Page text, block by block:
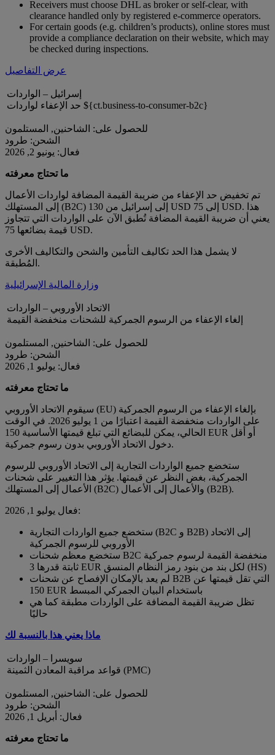
Receivers must choose DHL as broker or self-clear, with
clearance handled only by registered e-commerce operators.
For certain goods (e.g. children’s products), online stores must
provide a compliance declaration on their website, which may
be checked during inspections.
عرض التفاصيل
إسرائيل – الواردات
حد الإعفاء لواردات ${ct.business-to-consumer-b2c}
للحصول على: الشاحنين, المستلمون
الشحن: طرود
فعال: يونيو 2, 2026
ما تحتاج معرفته
تم تخفيض حد الإعفاء من ضريبة القيمة المضافة لواردات الأعمال
إلى المستهلك (B2C) إلى إسرائيل من 130 USD إلى 75 USD. هذا
يعني أن ضريبة القيمة المضافة تُطبق الآن على الواردات التي تتجاوز
قيمة بضائعها 75 USD.
لا يشمل هذا الحد تكاليف التأمين والشحن والتكاليف الأخرى
المُطبقة.
وزارة المالية الإسرائيلية
الاتحاد الأوروبي – الواردات
إلغاء الإعفاء من الرسوم الجمركية للشحنات منخفضة القيمة
للحصول على: الشاحنين, المستلمون
الشحن: طرود
فعال: يوليو 1, 2026
ما تحتاج معرفته
سيقوم الاتحاد الأوروبي (EU) بإلغاء الإعفاء من الرسوم الجمركية
على الواردات منخفضة القيمة اعتبارًا من 1 يوليو 2026. في الوقت
الحالي، يمكن للبضائع التي تبلغ قيمتها الأساسية 150 EUR أو أقل
دخول الاتحاد الأوروبي بدون رسوم جمركية.
ستخضع جميع الواردات التجارية إلى الاتحاد الأوروبي للرسوم
الجمركية، بغض النظر عن قيمتها. يؤثر هذا التغيير على شحنات
الأعمال إلى المستهلك (B2C) والأعمال إلى الأعمال (B2B).
فعال يوليو 1, 2026:
ستخضع جميع الواردات التجارية (B2C و B2B) إلى الاتحاد
الأوروبي للرسوم الجمركية
ستخضع معظم شحنات B2C منخفضة القيمة لرسوم جمركية
ثابتة قدرها 3 EUR لكل بند من بنود رمز النظام المنسق (HS)
لم يعد بالإمكان الإفصاح عن شحنات B2B التي تقل قيمتها عن
150 EUR باستخدام البيان الجمركي المبسط
تظل ضريبة القيمة المضافة على الواردات مطبقة كما هي
حاليًا
ماذا يعني هذا بالنسبة لك
سويسرا – الواردات
قواعد مراقبة المعادن الثمينة (PMC)
للحصول على: الشاحنين, المستلمون
الشحن: طرود
فعال: أبريل 1, 2026
ما تحتاج معرفته